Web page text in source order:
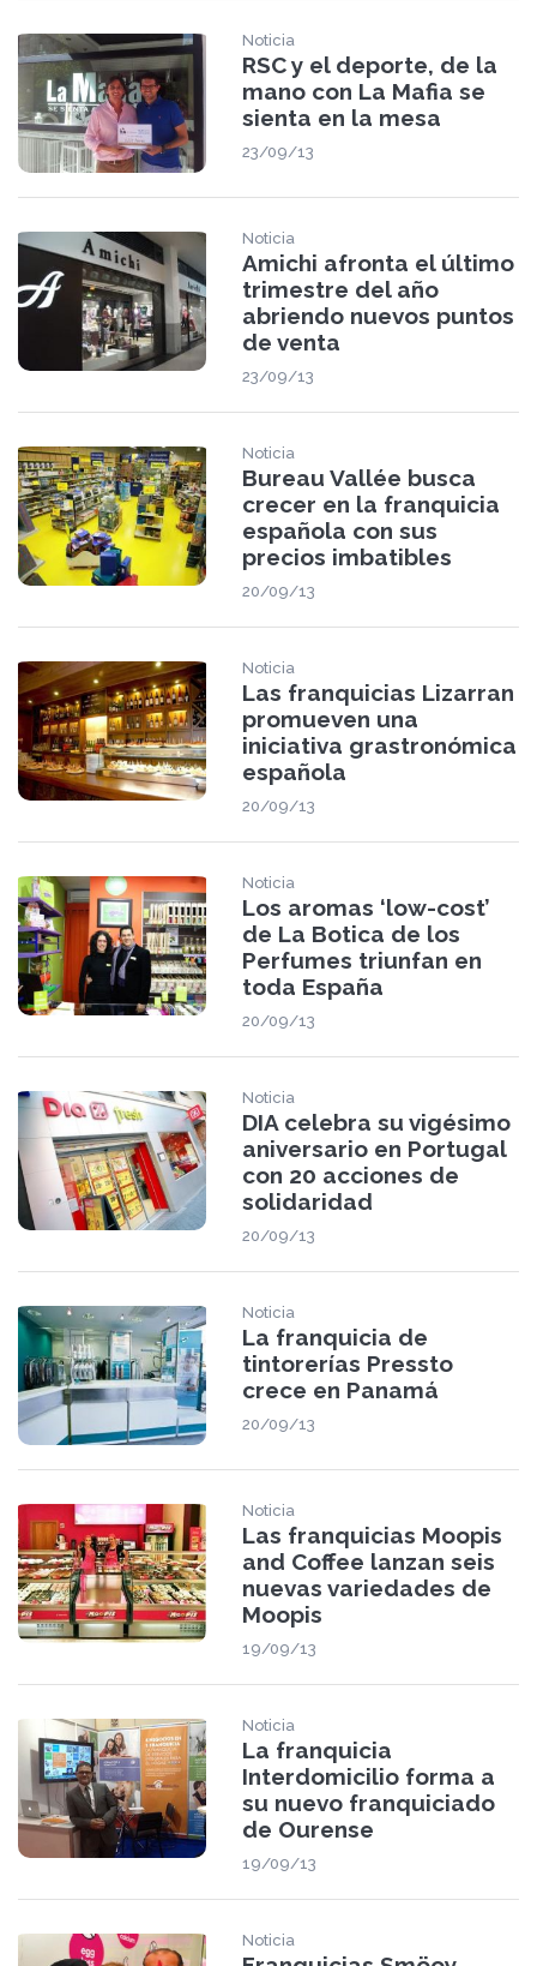
Noticia
RSC y el deporte, de la
mano con La Mafia se
sienta en la mesa
23/09/13
Noticia
Amichi afronta el último
trimestre del año
abriendo nuevos puntos
de venta
23/09/13
Noticia
Bureau Vallée busca
crecer en la franquicia
española con sus
precios imbatibles
20/09/13
Noticia
Las franquicias Lizarran
promueven una
iniciativa grastronómica
española
20/09/13
Noticia
Los aromas ‘low-cost’
de La Botica de los
Perfumes triunfan en
toda España
20/09/13
Noticia
DIA celebra su vigésimo
aniversario en Portugal
con 20 acciones de
solidaridad
20/09/13
Noticia
La franquicia de
tintorerías Pressto
crece en Panamá
20/09/13
Noticia
Las franquicias Moopis
and Coffee lanzan seis
nuevas variedades de
Moopis
19/09/13
Noticia
La franquicia
Interdomicilio forma a
su nuevo franquiciado
de Ourense
19/09/13
Noticia